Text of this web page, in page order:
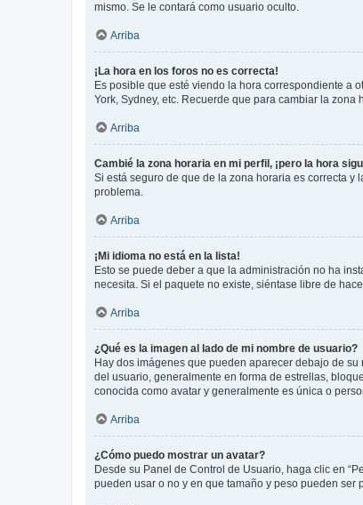
mismo. Se le contará como usuario oculto.
Arriba
¡La hora en los foros no es correcta!
Es posible que esté viendo la hora correspondiente a
York, Sydney, etc. Recuerde que para cambiar la
Arriba
Cambié la zona horaria en mi perfil, ¡pero la hora
Si está seguro de que de la zona horaria es correcta y
problema.
Arriba
¡Mi idioma no está en la lista!
Esto se puede deber a que la administración no ha
necesita. Si el paquete no existe, siéntase libre de
Arriba
¿Qué es la imagen al lado de mi nombre de usuario?
Hay dos imágenes que pueden aparecer debajo de
del usuario, generalmente en forma de estrellas,
conocida como avatar y generalmente es única o
Arriba
¿Cómo puedo mostrar un avatar?
Desde su Panel de Control de Usuario, haga clic en
pueden usar o no y en que tamaño y peso pueden